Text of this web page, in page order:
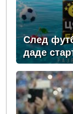
След
даде